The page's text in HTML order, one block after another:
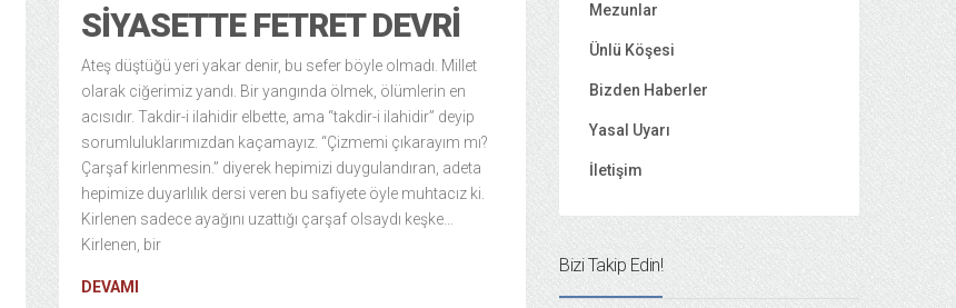
SIYASETTE FETRET DEVRI
Ateş düştüğü yeri yakar denir, bu sefer böyle olmadı. Millet
olarak ciğerimiz yandı. Bir yangında ölmek, ölümlerin en
acısıdır. Takdir-i ilahidir elbette, ama “takdir-i ilahidir” deyip
sorumluluklarımızdan kaçamayız. “Çizmemi çıkarayım mı?
Çarşaf kirlenmesin.” diyerek hepimizi duygulandıran, adeta
hepimize duyarlılık dersi veren bu safiyete öyle muhtacız ki.
Kirlenen sadece ayağını uzattığı çarşaf olsaydı keşke…
Kirlenen, bir
DEVAMI
Mezunlar
Ünlü Köşesi
Bizden Haberler
Yasal Uyarı
İletişim
Bizi Takip Edin!